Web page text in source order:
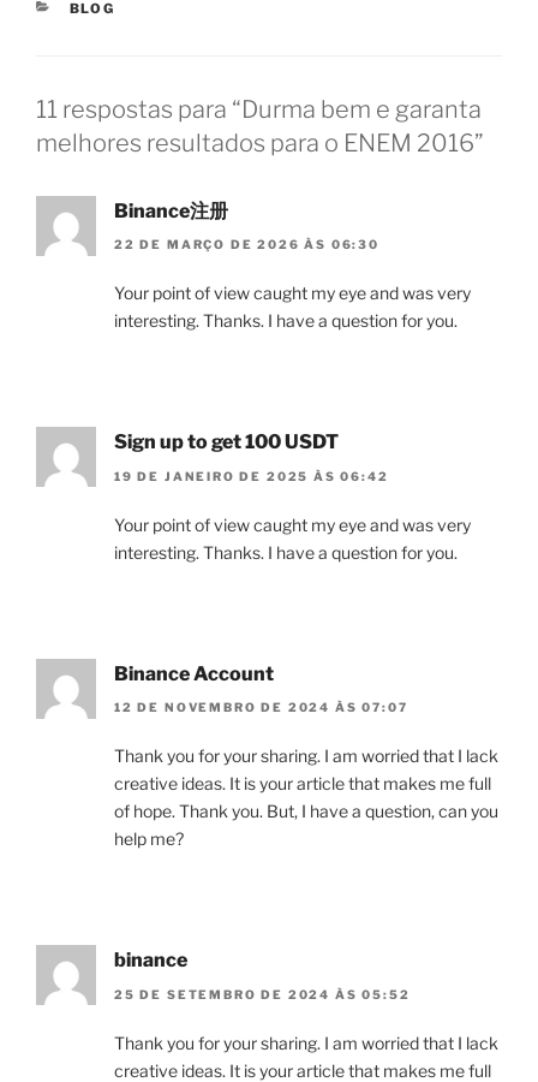
CATEGORIAS
BLOG
11 respostas para “Durma bem e garanta
melhores resultados para o ENEM 2016”
Binance注册
22 DE MARÇO DE 2026 ÀS 06:30
Your point of view caught my eye and was very
interesting. Thanks. I have a question for you.
Sign up to get 100 USDT
19 DE JANEIRO DE 2025 ÀS 06:42
Your point of view caught my eye and was very
interesting. Thanks. I have a question for you.
Binance Account
12 DE NOVEMBRO DE 2024 ÀS 07:07
Thank you for your sharing. I am worried that I lack
creative ideas. It is your article that makes me full
of hope. Thank you. But, I have a question, can you
help me?
binance
25 DE SETEMBRO DE 2024 ÀS 05:52
Thank you for your sharing. I am worried that I lack
creative ideas. It is your article that makes me full